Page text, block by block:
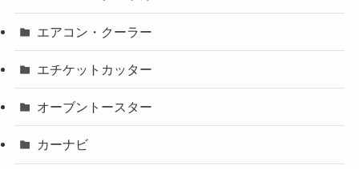
エアコン・クーラー
エチケットカッター
オーブントースター
カーナビ